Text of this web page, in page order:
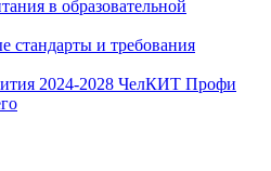
в образовательной
стандарты и требования
2024-2028 ЧелКИТ Профи